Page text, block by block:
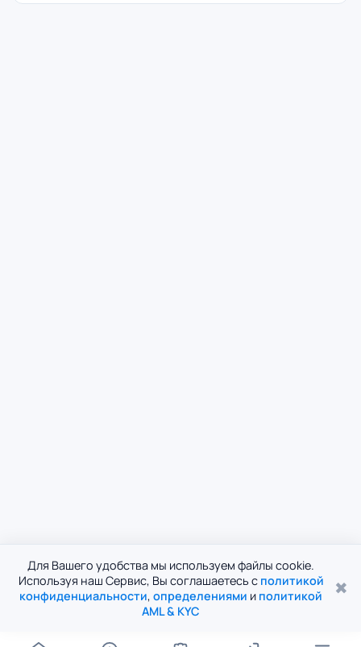
Для Вашего удобства мы используем файлы cookie.
Используя наш Сервис, Вы соглашаетесь с политикой
конфиденциальности, определениями и политикой
AML & KYC
✖